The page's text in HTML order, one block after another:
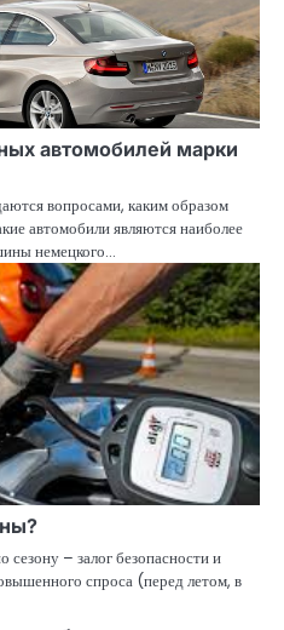
автомобилей марки
вопросами, каким образом
автомобили являются наиболее
немецкого…
– залог безопасности и
спроса (перед летом, в